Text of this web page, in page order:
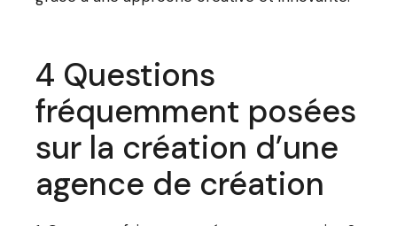
4 Questions
fréquemment posées
sur la création d’une
agence de création